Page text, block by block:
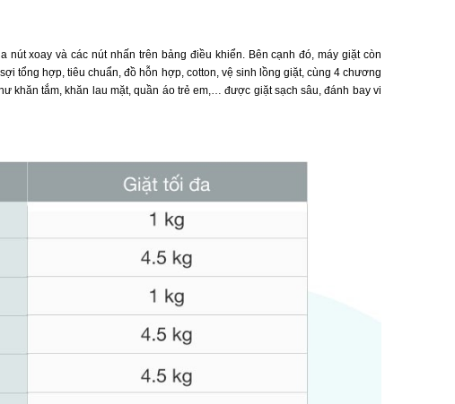
nút xoay và các nút nhấn trên bảng điều khiển. Bên cạnh đó, máy giặt còn
tổng hợp, tiêu chuẩn, đồ hỗn hợp, cotton, vệ sinh lồng giặt, cùng 4 chương
khăn tắm, khăn lau mặt, quần áo trẻ em,… được giặt sạch sâu, đánh bay vi